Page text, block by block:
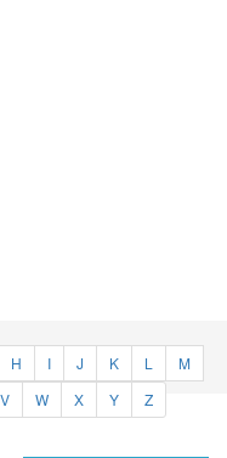
H I J K L
M
V W X Y Z